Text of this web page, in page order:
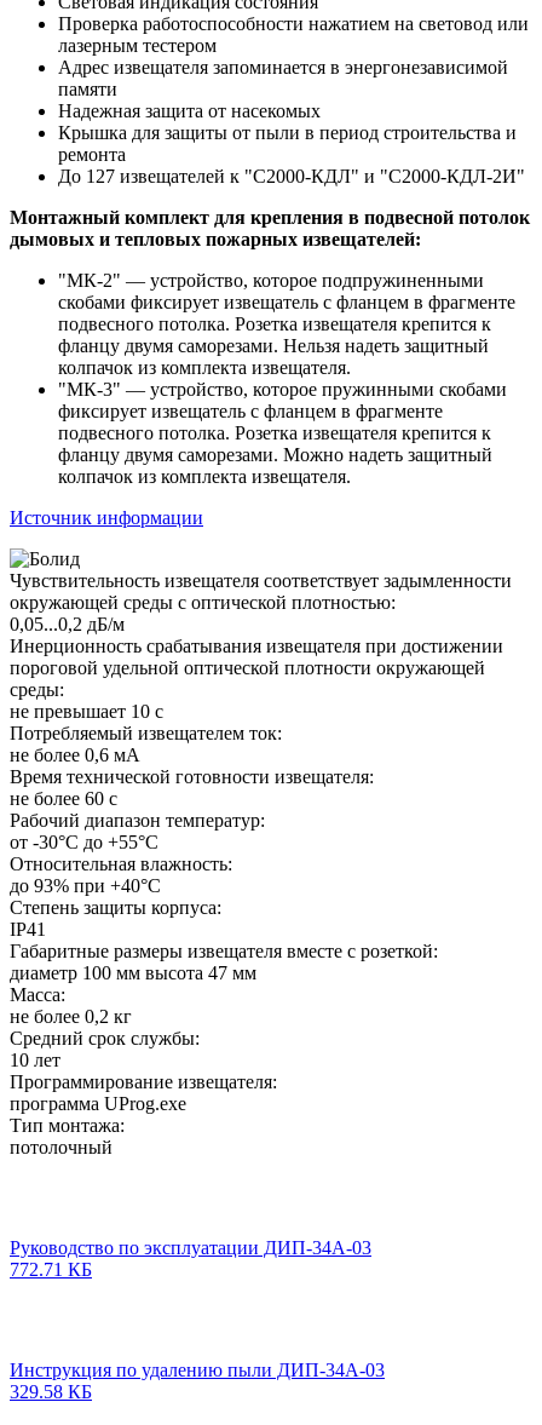
Проверка работоспособности нажатием на световод или
лазерным тестером
Адрес извещателя запоминается в энергонезависимой
памяти
Надежная защита от насекомых
Крышка для защиты от пыли в период строительства и
ремонта
До 127 извещателей к "С2000-КДЛ" и "С2000-КДЛ-2И"
Монтажный комплект для крепления в подвесной потолок
дымовых и тепловых пожарных извещателей:
"МК-2" — устройство, которое подпружиненными
скобами фиксирует извещатель с фланцем в фрагменте
подвесного потолка. Розетка извещателя крепится к
фланцу двумя саморезами. Нельзя надеть защитный
колпачок из комплекта извещателя.
"МК-3" — устройство, которое пружинными скобами
фиксирует извещатель с фланцем в фрагменте
подвесного потолка. Розетка извещателя крепится к
фланцу двумя саморезами. Можно надеть защитный
колпачок из комплекта извещателя.
Источник информации
Чувствительность извещателя соответствует задымленности
окружающей среды с оптической плотностью:
0,05...0,2 дБ/м
Инерционность срабатывания извещателя при достижении
пороговой удельной оптической плотности окружающей
среды:
не превышает 10 с
Потребляемый извещателем ток:
не более 0,6 мА
Время технической готовности извещателя:
не более 60 с
Рабочий диапазон температур:
от -30°C до +55°C
Относительная влажность:
до 93% при +40°C
Степень защиты корпуса:
IР41
Габаритные размеры извещателя вместе с розеткой:
диаметр 100 мм высота 47 мм
Масса:
не более 0,2 кг
Средний срок службы:
10 лет
Программирование извещателя:
программа UProg.exe
Тип монтажа:
потолочный
Руководство по эксплуатации ДИП-34А-03
772.71 КБ
Инструкция по удалению пыли ДИП-34А-03
329.58 КБ